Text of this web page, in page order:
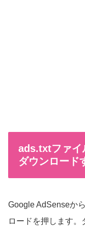
ads.txtファイ
ダウンロード
Google AdSenseか
ロードを押します。